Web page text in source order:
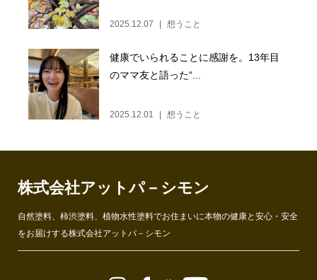
2025.12.07 想うこと
健康でいられることに感謝を。13年目
のママ友と語った“...
2025.12.01 想うこと
株式会社アットパ－シモン
自然塗料、柿渋塗料、植物水性塗料でお住まいに本物の健康と安心・安全
をお届けする株式会社アットパ－シモン